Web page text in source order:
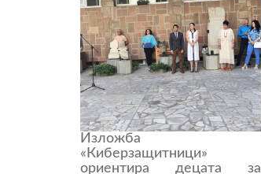
Изложба
«Киберзащитници»
ориентира децата за